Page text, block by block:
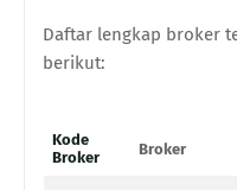
Daftar lengkap broker
berikut:
Kode
Broker
Broker